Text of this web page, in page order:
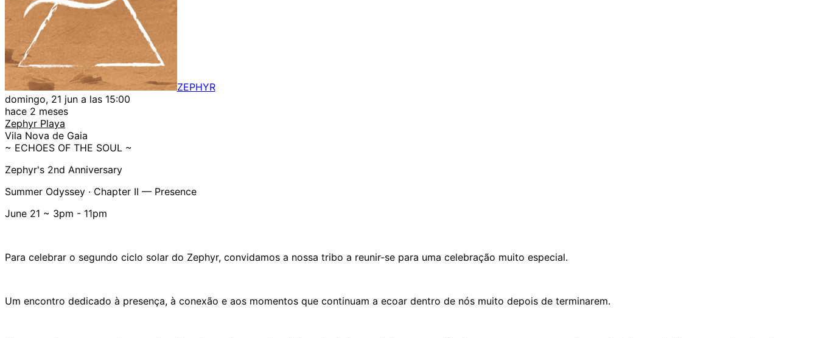
ZEPHYR
domingo, 21 jun a las 15:00
hace 2 meses
Zephyr Playa
Vila Nova de Gaia
~ ECHOES OF THE SOUL ~
Zephyr's 2nd Anniversary
Summer Odyssey · Chapter II — Presence
June 21 ~ 3pm - 11pm
Para celebrar o segundo ciclo solar do Zephyr, convidamos a nossa tribo a reunir-se para uma celebração muito especial.
Um encontro dedicado à presença, à conexão e aos momentos que continuam a ecoar dentro de nós muito depois de terminarem.